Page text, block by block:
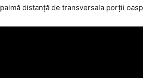
palmă distanţă de transversala porţii